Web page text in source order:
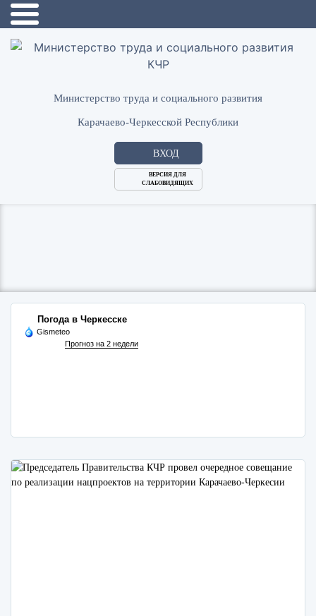
Министерство труда и социального развития
Карачаево-Черкесской Республики
ВХОД
ВЕРСИЯ ДЛЯ
СЛАБОВИДЯЩИХ
Погода в Черкесске
Gismeteo
Прогноз на 2 недели